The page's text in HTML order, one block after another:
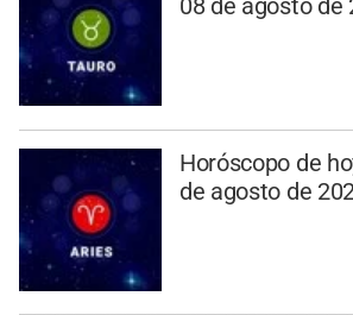
08 de agosto de
Horóscopo de
de agosto de